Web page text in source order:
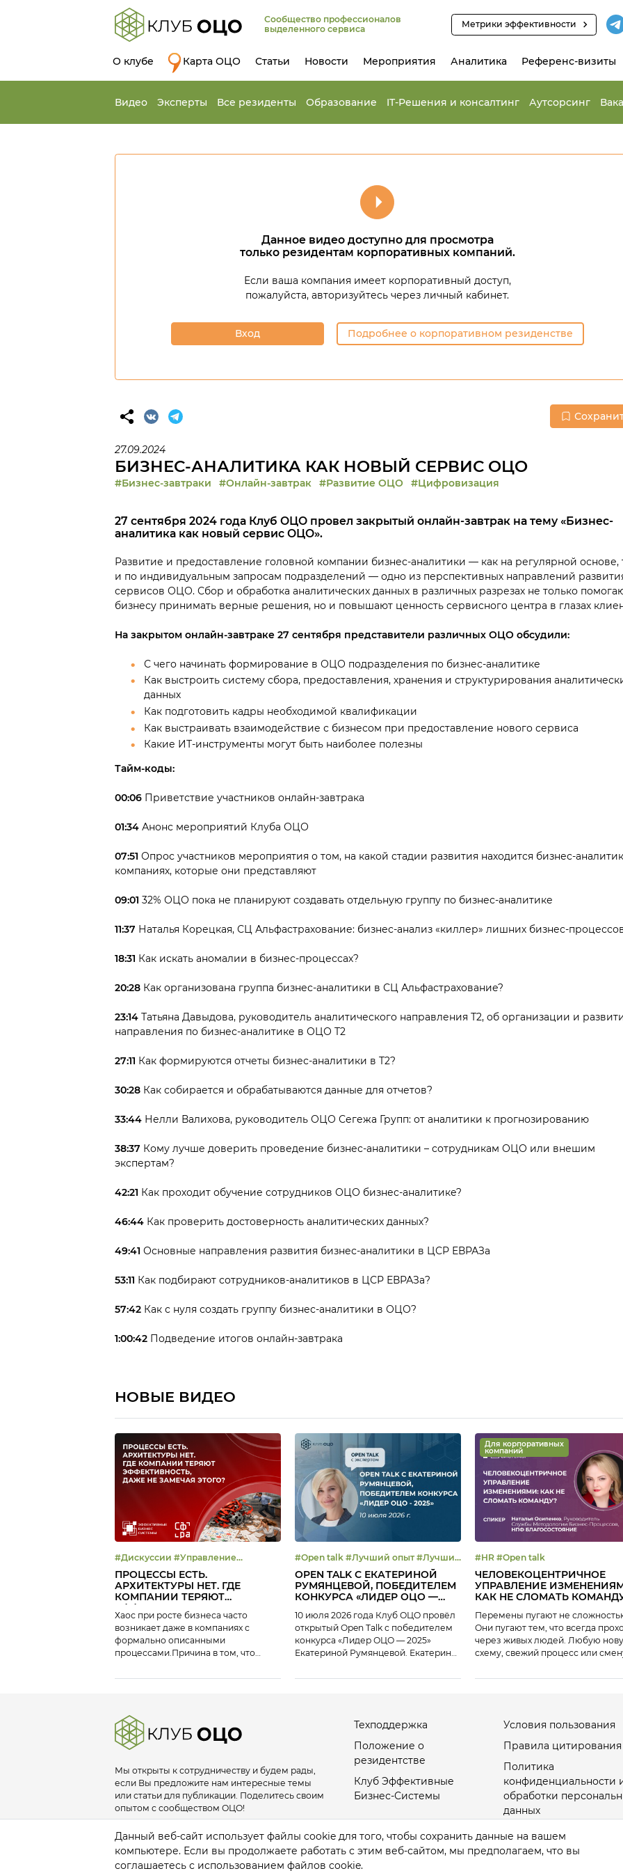
Сообщество профессионалов
выделенного сервиса
Метрики эффективности
О клубе Карта ОЦО Статьи Новости Мероприятия Аналитика Референс-визиты
Видео Эксперты Все резиденты Образование IT-Решения и консалтинг Аутсорсинг
Данное видео доступно для просмотра
только резидентам корпоративных компаний.
Если ваша компания имеет корпоративный доступ,
пожалуйста, авторизуйтесь через личный кабинет.
Вход Подробнее о корпоративном резиденстве
27.09.2024
БИЗНЕС-АНАЛИТИКА КАК НОВЫЙ СЕРВИС ОЦО
#Бизнес-завтраки #Онлайн-завтрак #Развитие ОЦО #Цифровизация
27 сентября 2024 года Клуб ОЦО провел закрытый онлайн-завтрак на тему «Бизнес-
аналитика как новый сервис ОЦО».
Развитие и предоставление головной компании бизнес-аналитики — как на регулярной основе,
и по индивидуальным запросам подразделений — одно из перспективных направлений
сервисов ОЦО. Сбор и обработка аналитических данных в различных разрезах не только
бизнесу принимать верные решения, но и повышают ценность сервисного центра в глазах
На закрытом онлайн-завтраке 27 сентября представители различных ОЦО обсудили:
С чего начинать формирование в ОЦО подразделения по бизнес-аналитике
Как выстроить систему сбора, предоставления, хранения и структурирования
данных
Как подготовить кадры необходимой квалификации
Как выстраивать взаимодействие с бизнесом при предоставление нового сервиса
Какие ИТ-инструменты могут быть наиболее полезны
Тайм-коды:
00:06Приветствие участников онлайн-завтрака
01:34Анонс мероприятий Клуба ОЦО
07:51 Опрос участников мероприятия о том, на какой стадии развития находится бизнес-
компаниях, которые они представляют
09:01 32% ОЦО пока не планируют создавать отдельную группу по бизнес-аналитике
11:37 Наталья Корецкая, СЦ Альфастрахование: бизнес-анализ «киллер» лишних бизнес-
18:31 Как искать аномалии в бизнес-процессах?
20:28Как организована группа бизнес-аналитики в СЦ Альфастрахование?
23:14Татьяна Давыдова, руководитель аналитического направления Т2, об организации и
направления по бизнес-аналитике в ОЦО T2
27:11 Как формируются отчеты бизнес-аналитики в T2?
30:28Как собирается и обрабатываются данные для отчетов?
33:44Нелли Валихова, руководитель ОЦО Сегежа Групп: от аналитики к прогнозированию
38:37 Кому лучше доверить проведение бизнес-аналитики – сотрудникам ОЦО или внешим
экспертам?
42:21 Как проходит обучение сотрудников ОЦО бизнес-аналитике?
46:44Как проверить достоверность аналитических данных?
49:41 Основные направления развития бизнес-аналитики в ЦСР ЕВРАЗа
53:11 Как подбирают сотрудников-аналитиков в ЦСР ЕВРАЗа?
57:42Как с нуля создать группу бизнес-аналитики в ОЦО?
1:00:42Подведение итогов онлайн-завтрака
НОВЫЕ ВИДЕО
#Дискуссии #Управление
эффективностью
ПРОЦЕССЫ ЕСТЬ.
АРХИТЕКТУРЫ НЕТ. ГДЕ
КОМПАНИИ ТЕРЯЮТ
ЭФФЕКТИВНОСТЬ, ДАЖЕ НЕ
ЗАМЕЧАЯ ЭТОГО?
Хаос при росте бизнеса часто
возникает даже в компаниях с
формально описанными
процессами.Причина в том, что
равно наличию архитектуры,
16 июля на платформе Клуба ЭБС мы
разобрали: Эксперты мероприятия:
Екатерина Некрасова, Ведущий
руководитель проектов, платформа
«Сфера», ИТ-Холдинг T1, владелец
продукта «Сфера.Архитектура»
Сергей Силантьев, Директор по ИТ
#Open talk #Лучший опыт #Лучший
ОЦО
OPEN TALK С ЕКАТЕРИНОЙ
РУМЯНЦЕВОЙ, ПОБЕДИТЕЛЕМ
КОНКУРСА «ЛИДЕР ОЦО —
10 июля 2026 года Клуб ОЦО провёл
открытый Open Talk с победителем
конкурса «Лидер ОЦО — 2025»
Екатериной Румянцевой. Екатерина
индустрии ОЦО — около 14 лет: 7 лет
ОМК-ЦЕС, а в настоящее время
руководит запуском ОЦО в […]
Для корпоративных
компаний
#HR #Open talk
ЧЕЛОВЕКОЦЕНТРИЧНОЕ
УПРАВЛЕНИЕ
КАК НЕ СЛОМАТЬ
Перемены пугают не
Они пугают тем, что всегда
через живых людей. Любую
схему, свежий процесс или
а усталость, страх и
опора. Где изменения не
«внедряются», а вырастают из
команды. […]
Мы открыты к сотрудничеству и будем рады,
если Вы предложите нам интересные темы
или статьи для публикации. Поделитесь своим
опытом с сообществом ОЦО!
Техподдержка
Положение о
резидентстве
Клуб Эффективные
Бизнес-Системы
Условия пользования
Правила цитирования
Политика
конфиденциальности
обработки
данных
Данный веб-сайт использует файлы cookie для того, чтобы сохранить данные на вашем
компьютере. Если вы продолжаете работать с этим веб-сайтом, мы предполагаем, что вы
соглашаетесь с использованием файлов cookie.